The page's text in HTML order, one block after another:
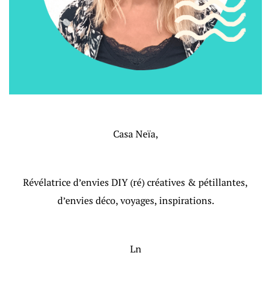
Casa Neïa,
Révélatrice d’envies DIY (ré) créatives & pétillantes,
d’envies déco, voyages, inspirations.
Ln